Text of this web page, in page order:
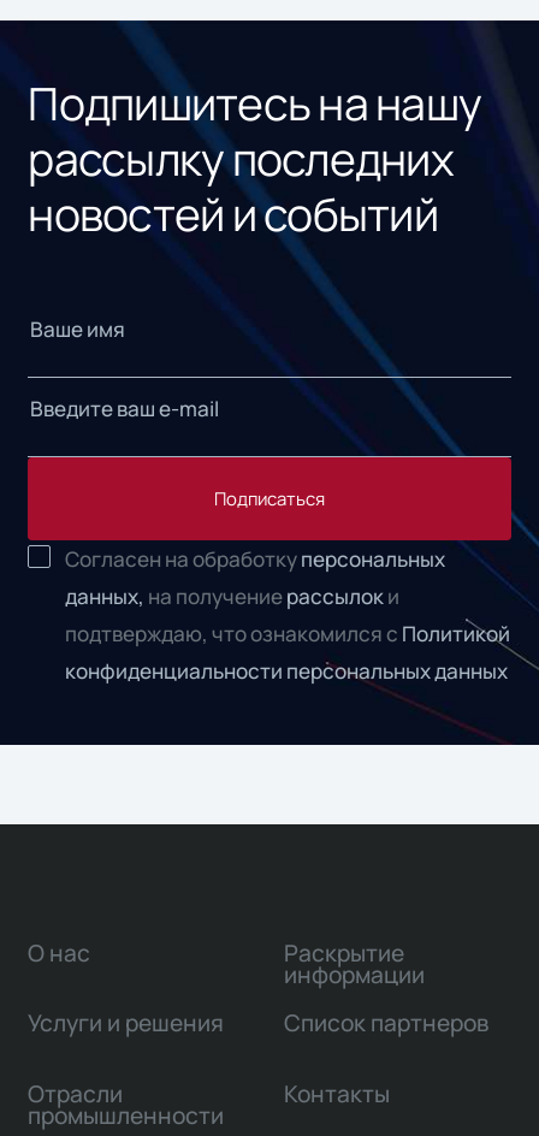
Подпишитесь на нашу
рассылку последних
новостей и событий
Подписаться
Согласен на обработкуперсональных
данных, на получениерассылоки
подтверждаю, что ознакомился с Политикой
конфиденциальности персональных данных
О нас
Услуги и решения
Отрасли
промышленности
Раскрытие
информации
Список партнеров
Контакты